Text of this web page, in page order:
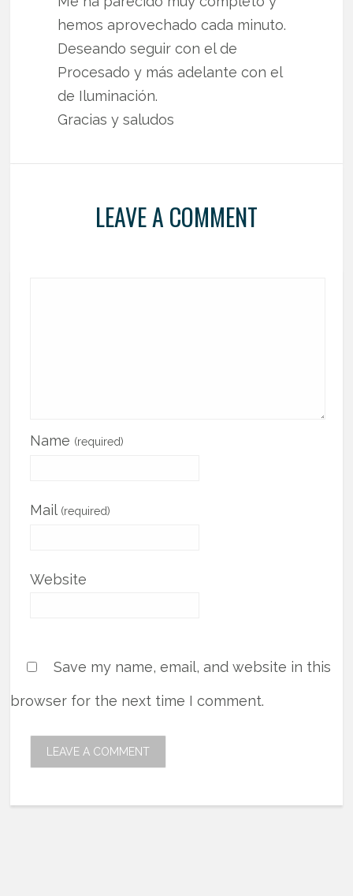
hemos aprovechado cada minuto.
Deseando seguir con el de
Procesado y más adelante con el
de Iluminación.
Gracias y saludos
LEAVE A COMMENT
Name (required)
Mail (required)
Website
Save my name, email, and website in this
browser for the next time I comment.